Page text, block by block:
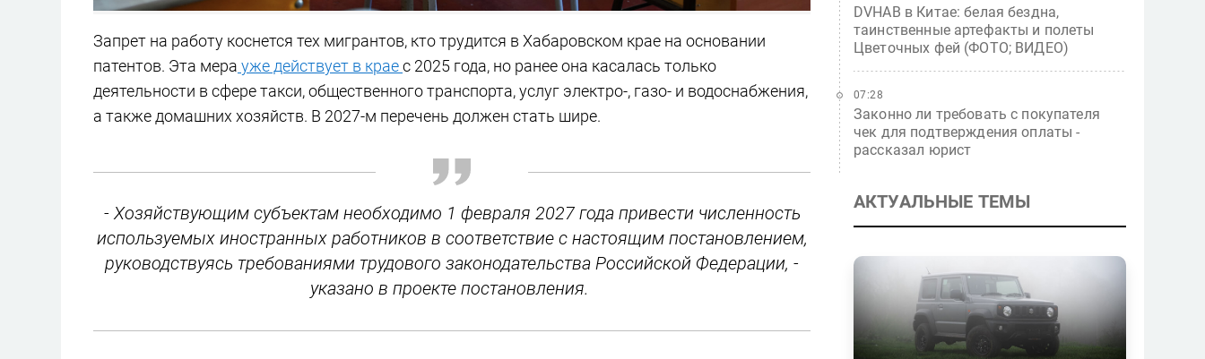
Запрет на работу коснется тех мигрантов, кто трудится в Хабаровском крае на основании
патентов. Эта мера уже действует в краес 2025 года, но ранее она касалась только
деятельности в сфере такси, общественного транспорта, услуг электро-, газо- и водоснабжения,
а также домашних хозяйств. В 2027-м перечень должен стать шире.
- Хозяйствующим субъектам необходимо 1 февраля 2027 года привести численность
используемых иностранных работников в соответствие с настоящим постановлением,
руководствуясь требованиями трудового законодательства Российской Федерации, -
указано в проекте постановления.
DVHAB в Китае: белая бездна,
таинственные артефакты и полеты
Цветочных фей (ФОТО; ВИДЕО)
Законно ли требовать с покупателя
чек для подтверждения оплаты -
рассказал юрист
07:28
АКТУАЛЬНЫЕ ТЕМЫ